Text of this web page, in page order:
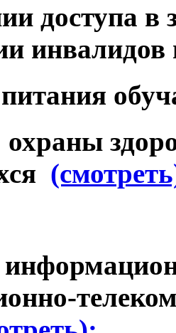
доступа в
питания